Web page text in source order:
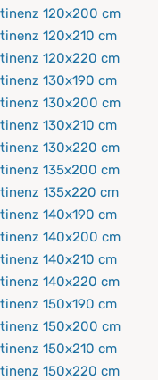
120x200 cm
120x210 cm
120x220 cm
130x190 cm
130x200 cm
130x210 cm
130x220 cm
135x200 cm
135x220 cm
140x190 cm
140x200 cm
140x210 cm
140x220 cm
150x190 cm
150x200 cm
150x210 cm
150x220 cm